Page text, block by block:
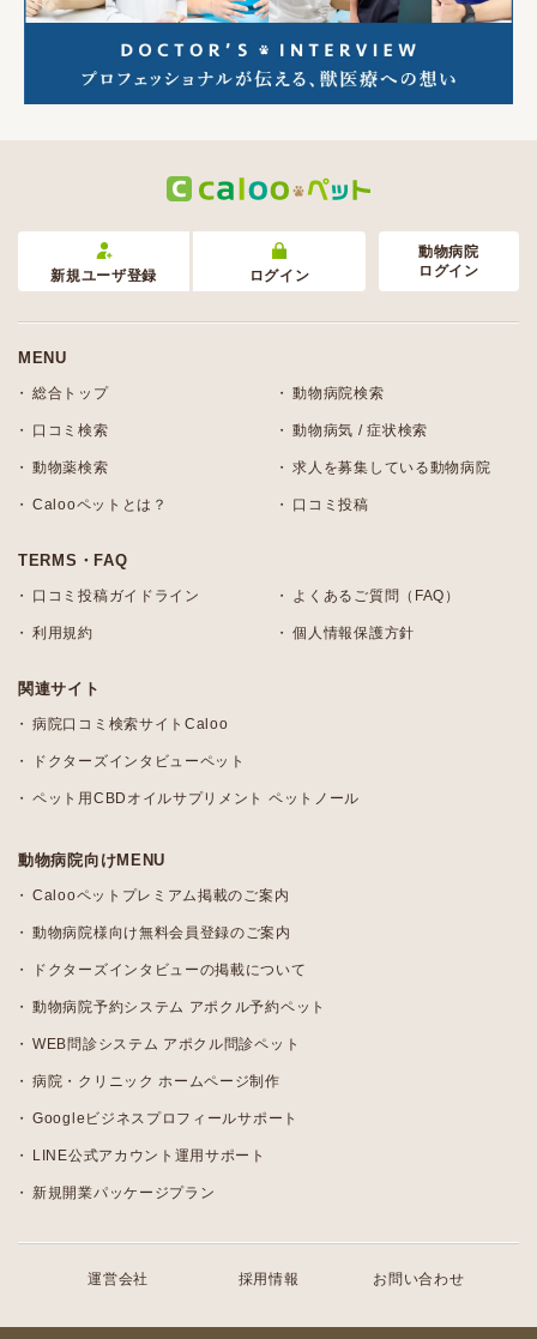
新規ユーザ登録 ログイン
動物病院
ログイン
MENU
総合トップ 動物病院検索
口コミ検索 動物病気 / 症状検索
動物薬検索 求人を募集している動物病院
Calooペットとは？ 口コミ投稿
TERMS・FAQ
口コミ投稿ガイドライン よくあるご質問（FAQ）
利用規約 個人情報保護方針
関連サイト
病院口コミ検索サイトCaloo
ドクターズインタビューペット
ペット用CBDオイルサプリメント ペットノール
動物病院向けMENU
Calooペットプレミアム掲載のご案内
動物病院様向け無料会員登録のご案内
ドクターズインタビューの掲載について
動物病院予約システム アポクル予約ペット
WEB問診システム アポクル問診ペット
病院・クリニック ホームページ制作
Googleビジネスプロフィールサポート
LINE公式アカウント運用サポート
新規開業パッケージプラン
運営会社 採用情報 お問い合わせ